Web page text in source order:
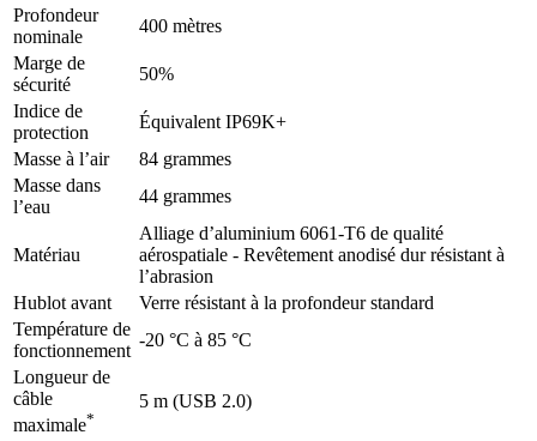
Profondeur
nominale
400 mètres
Marge de
sécurité
50%
Indice de
protection
Équivalent IP69K+
Masse à l’air
84 grammes
Masse dans
l’eau
44 grammes
Matériau
Alliage d’aluminium 6061-T6 de qualité
aérospatiale - Revêtement anodisé dur résistant à
l’abrasion
Hublot avant
Verre résistant à la profondeur standard
Température de
fonctionnement
-20 °C à 85 °C
Longueur de
câble
maximale*
5 m (USB 2.0)